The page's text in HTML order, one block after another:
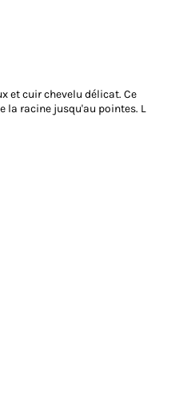
et cuir chevelu délicat. Ce
la racine jusqu'au pointes. L